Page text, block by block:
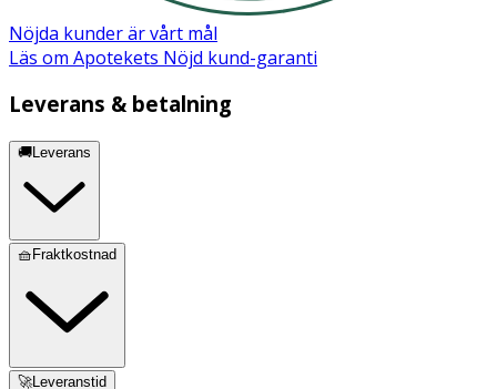
Nöjda kunder är vårt mål
Läs om Apotekets Nöjd kund-garanti
Leverans & betalning
🚚Leverans
🧺Fraktkostnad
🚀Leveranstid